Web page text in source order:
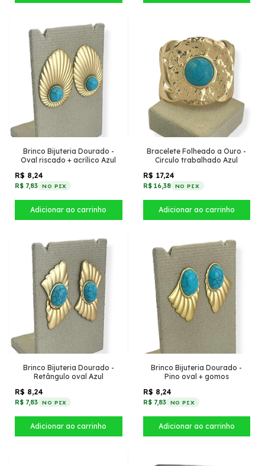
Brinco Bijuteria Dourado -
Oval riscado + acrílico Azul
R$ 8,24
R$ 7,83 NO PIX
Bracelete Folheado a Ouro -
Circulo trabalhado Azul
R$ 17,24
R$ 16,38 NO PIX
Brinco Bijuteria Dourado -
Retângulo oval Azul
R$ 8,24
R$ 7,83 NO PIX
Brinco Bijuteria Dourado -
Pino oval + gomos
R$ 8,24
R$ 7,83 NO PIX